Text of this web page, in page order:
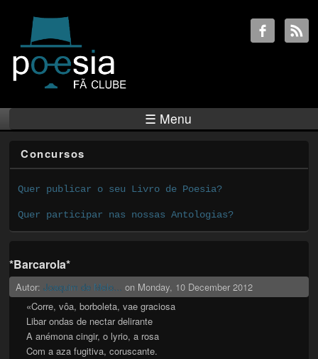
☰ Menu
Concursos
Quer publicar o seu Livro de Poesia?
Quer participar nas nossas Antologias?
*Barcarola*
Autor:Joaquim de Melo... on Monday, 10 December 2012
«Corre, vôa, borboleta, vae graciosa
Libar ondas de nectar delirante
A anémona cingir, o lyrio, a rosa
Com a aza fugitiva, coruscante.